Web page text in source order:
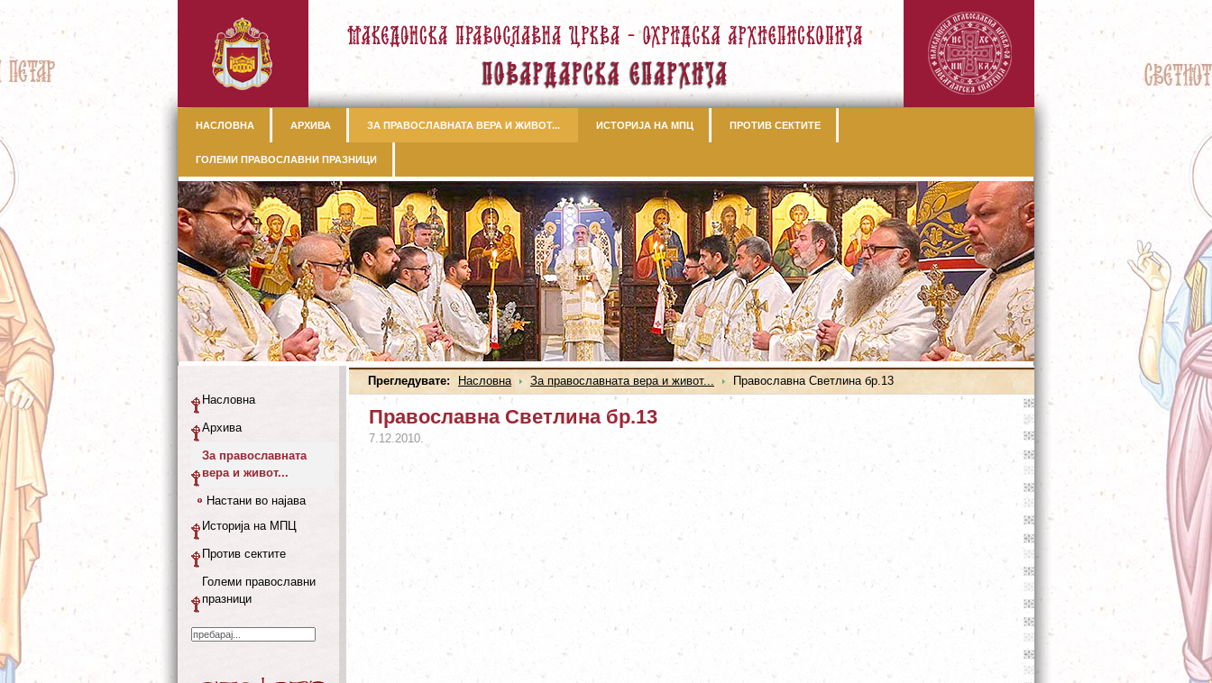
НАСЛОВНА АРХИВА ЗА ПРАВОСЛАВНАТА ВЕРА И ЖИВОТ... ИСТОРИЈА НА МПЦ ПРОТИВ СЕКТИТЕ
ГОЛЕМИ ПРАВОСЛАВНИ ПРАЗНИЦИ
Прегледувате: Насловна За православната вера и живот... Православна Светлина бр.13
Православна Светлина бр.13
7.12.2010.
Насловна
Архива
За православната
вера и живот...
Настани во најава
Историја на МПЦ
Против сектите
Големи православни
празници